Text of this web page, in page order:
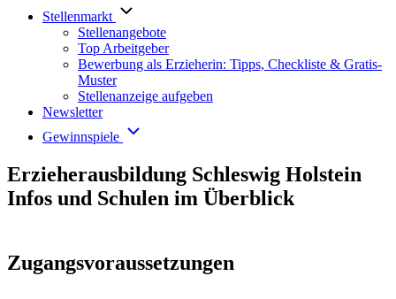
Stellenmarkt
Stellenangebote
Top Arbeitgeber
Bewerbung als Erzieherin: Tipps, Checkliste & Gratis-
Muster
Stellenanzeige aufgeben
Newsletter
Gewinnspiele
Erzieherausbildung Schleswig Holstein
Infos und Schulen im Überblick
Zugangsvoraussetzungen